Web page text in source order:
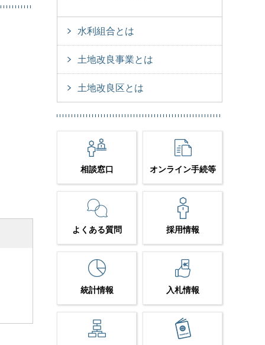
水利組合とは
土地改良事業とは
土地改良区とは
相談窓口 オンライン手続等
よくある質問 採用情報
統計情報 入札情報